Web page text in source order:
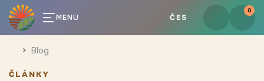
MENU ČES
0
Blog
ČLÁNKY